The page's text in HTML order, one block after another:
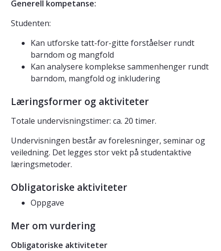
Generell kompetanse:
Studenten:
Kan utforske tatt-for-gitte forståelser rundt
barndom og mangfold
Kan analysere komplekse sammenhenger rundt
barndom, mangfold og inkludering
Læringsformer og aktiviteter
Totale undervisningstimer: ca. 20 timer.
Undervisningen består av forelesninger, seminar og
veiledning. Det legges stor vekt på studentaktive
læringsmetoder.
Obligatoriske aktiviteter
Oppgave
Mer om vurdering
Obligatoriske aktiviteter